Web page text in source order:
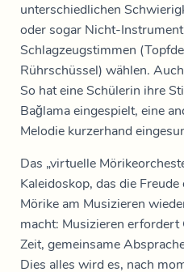
unterschiedlichen
oder sogar Nicht-
Schlagzeugstimmen
Rührschüssel) wählen.
So hat eine Schülerin ihre
Bağlama eingespielt, eine
Melodie kurzerhand
Das „virtuelle
Kaleidoskop, das die
Mörike am Musizieren
macht: Musizieren erfordert
Zeit, gemeinsame
Dies alles wird es, nach